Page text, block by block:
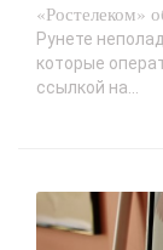
«Ростелеком»
Рунете
которые
ссылкой на...